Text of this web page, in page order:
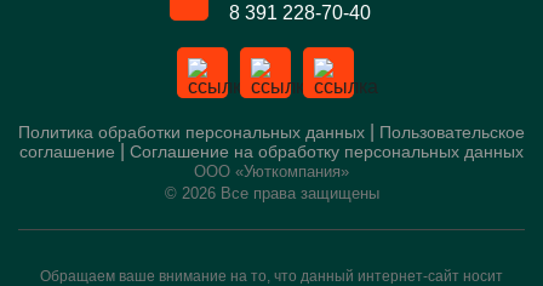
8 391 228-70-40
Политика обработки персональных данных
Пользовательское
соглашение
Соглашение на обработку персональных данных
ООО «Уюткомпания»
© 2026 Все права защищены
Обращаем ваше внимание на то, что данный интернет-сайт носит